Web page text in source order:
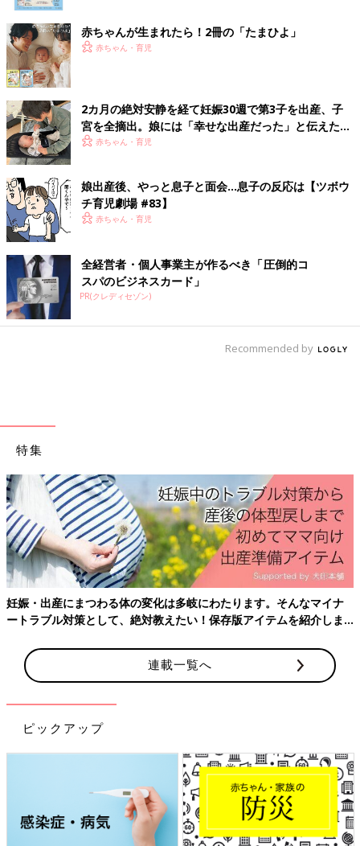
産後ママの大きな悩みになりがちと聞いていた、おっぱい問題。
私にとっても、出なくて苦しんだり、出すぎて苦しんだり、初め
ての母乳育児はとても大変でした。それでも生後3ヶ月を過ぎる
頃には、母娘ともに母乳育児に慣れ、完全母乳を目指して頑張っ
て良かったと思えるようになりました。外出時にミルクの支度や
重たい白湯などを持たずに済んで、授乳ケープ1枚だけ持って出
掛けられるのはとても楽でした。大変だったのは寝不足との闘
い。夜中の授乳を1回だけミルクに変えて、夫にも協力してもら
えば良かったと思い、2人目出産後はしっかり実践し、娘の時に
学んだ教訓を活かすことができました。
■その他のママライター体験談はこちら
[Tomomi＊プロフィール]
20歳で日本を飛び出しオーストラリアで就職。現地で出会った旦
那を日本に連れ帰り、茶畑に囲まれたのどかな土地で一姫二太郎
の育児に奮闘中！
しながら、現在は“パン作り”“園児が喜ぶお弁当作り”“手芸”に挑戦
炎、第1子のイヤイヤ
期突入…第2子妊娠中
はドタバタの日々
開始！キャリアと子育
ての葛藤…私の社会復
帰は在宅ワークから
赤ちゃんが生まれたら！2冊の「たまひよ」
赤ちゃん・育児
2カ月の絶対安静を経て妊娠30週で第3子を出産、子
宮を全摘出。娘には「幸せな出産だった」と伝えたい
【極低出生体重児】
赤ちゃん・育児
娘出産後、やっと息子と面会…息子の反応は【ツボウ
チ育児劇場 #83】
赤ちゃん・育児
全経営者・個人事業主が作るべき「圧倒的コ
スパのビジネスカード」
PR(クレディセゾン)
Recommended by
特集
妊娠・出産にまつわる体の変化は多岐にわたります。そんなマイナ
ートラブル対策として、絶対教えたい！保存版アイテムを紹介しま
連載一覧へ
ピックアップ